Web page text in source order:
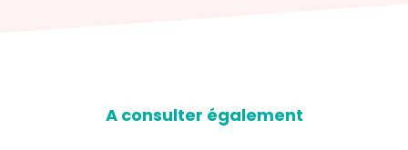
A consulter également